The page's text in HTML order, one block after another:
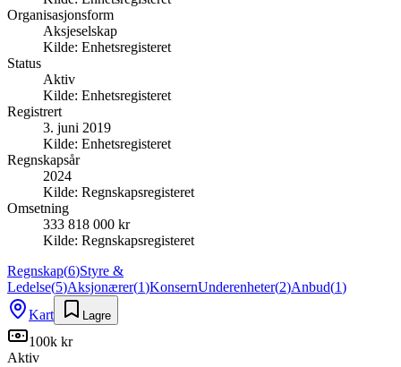
Organisasjonsform
Aksjeselskap
Kilde: Enhetsregisteret
Status
Aktiv
Kilde: Enhetsregisteret
Registrert
3. juni 2019
Kilde: Enhetsregisteret
Regnskapsår
2024
Kilde: Regnskapsregisteret
Omsetning
333 818 000 kr
Kilde: Regnskapsregisteret
Regnskap(6)Styre &
Ledelse(5)Aksjonærer(1)KonsernUnderenheter(2)Anbud(1)
Kart
Lagre
100k kr
Aktiv